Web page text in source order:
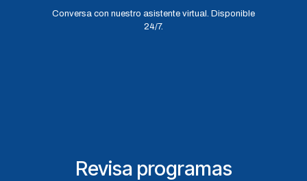
Conversa con nuestro asistente virtual. Disponible
24/7.
Revisa programas